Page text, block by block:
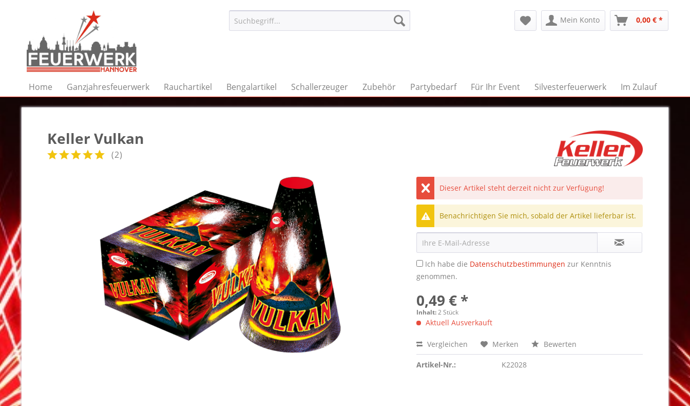
Mein Konto 0,00 € *
Home Ganzjahresfeuerwerk Rauchartikel Bengalartikel Schallerzeuger Zubehör Partybedarf Für Ihr Event Silvesterfeuerwerk Im Zulauf
Keller Vulkan
(2)
Dieser Artikel steht derzeit nicht zur Verfügung!
Benachrichtigen Sie mich, sobald der Artikel lieferbar ist.
Ich habe die Datenschutzbestimmungen zur Kenntnis
genommen.
0,49 € *
Inhalt:2 Stück
Aktuell Ausverkauft
Vergleichen Merken Bewerten
Artikel-Nr.: K22028